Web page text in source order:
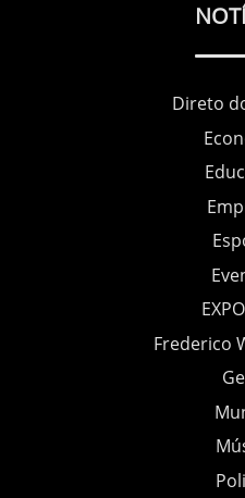
Direto
Frederico